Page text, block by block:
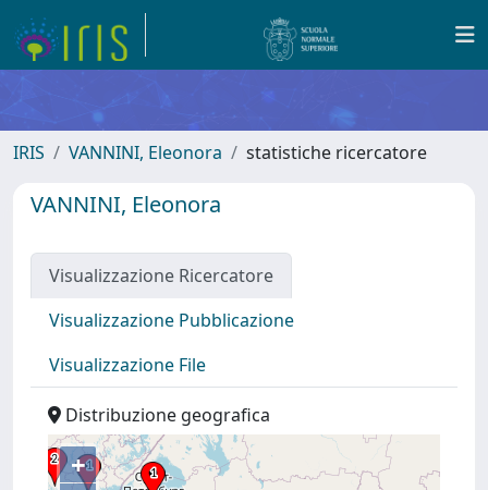
IRIS VANNINI, Eleonora statistiche ricercatore
VANNINI, Eleonora
Visualizzazione Ricercatore
Visualizzazione Pubblicazione
Visualizzazione File
Distribuzione geografica
+